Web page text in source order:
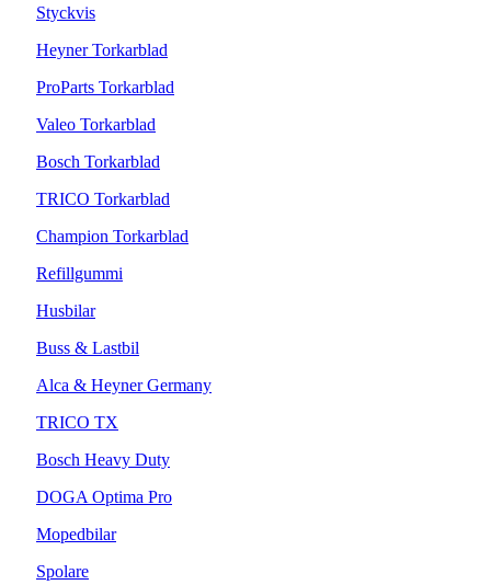
Styckvis
Heyner Torkarblad
ProParts Torkarblad
Valeo Torkarblad
Bosch Torkarblad
TRICO Torkarblad
Champion Torkarblad
Refillgummi
Husbilar
Buss & Lastbil
Alca & Heyner Germany
TRICO TX
Bosch Heavy Duty
DOGA Optima Pro
Mopedbilar
Spolare